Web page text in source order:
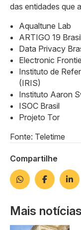
das entidades que
Aqualtune Lab
ARTIGO 19
Data Privacy
Electronic
Instituto de
(IRIS)
Instituto Aaron
ISOC Brasil
Projeto Tor
Fonte: Teletime
Compartilhe
Mais notícias